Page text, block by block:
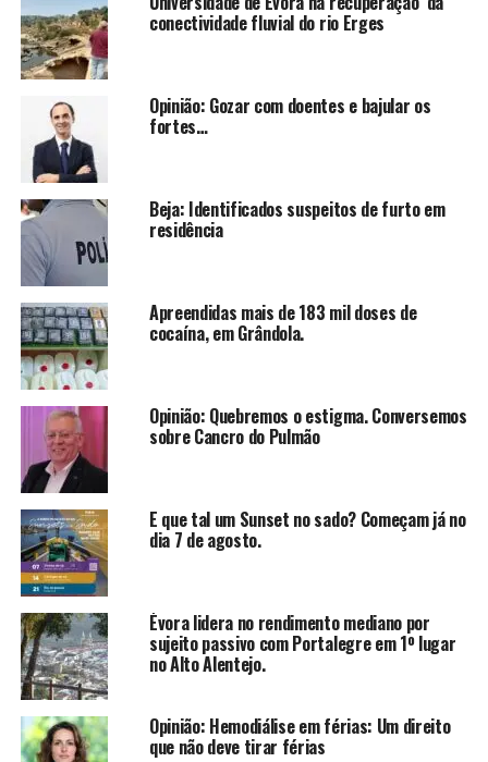
conectividade fluvial do rio Erges
Opinião: Gozar com doentes e bajular os
fortes…
Beja: Identificados suspeitos de furto em
residência
Apreendidas mais de 183 mil doses de
cocaína, em Grândola.
Opinião: Quebremos o estigma. Conversemos
sobre Cancro do Pulmão
E que tal um Sunset no sado? Começam já no
dia 7 de agosto.
Évora lidera no rendimento mediano por
sujeito passivo com Portalegre em 1º lugar
no Alto Alentejo.
Opinião: Hemodiálise em férias: Um direito
que não deve tirar férias